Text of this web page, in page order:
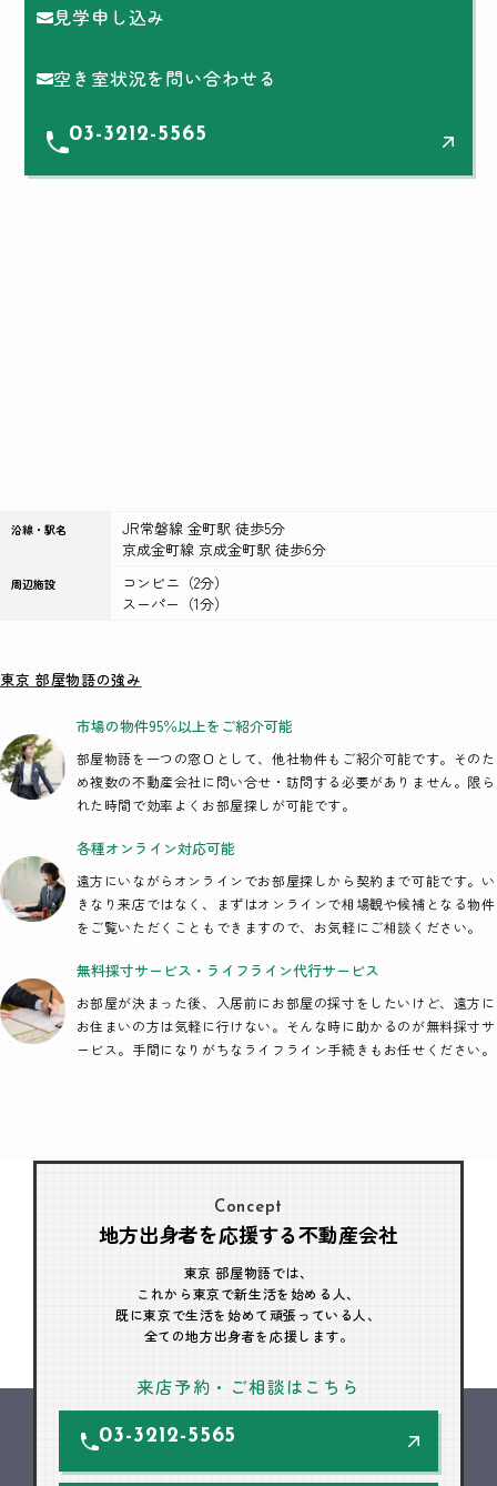
見学申し込み
空き室状況を問い合わせる
03-3212-5565
沿線・駅名
JR常磐線 金町駅 徒歩5分
京成金町線 京成金町駅 徒歩6分
周辺施設
コンビニ（2分）
スーパー（1分）
東京 部屋物語の強み
市場の物件95％以上を ご紹介可能
部屋物語を一つの窓口として、他社物件もご紹介可能です。そのた
め複数の不動産会社に問い合せ・訪問する必要がありません。限ら
れた時間で効率よくお部屋探しが可能です。
各種オンライン対応可能
遠方にいながらオンラインでお部屋探しから契約まで可能です。い
きなり来店ではなく、まずはオンラインで相場観や候補となる物件
をご覧いただくこともできますので、お気軽にご相談ください。
無料採寸サービス・ ライフライン代行サービス
お部屋が決まった後、入居前にお部屋の採寸をしたいけど、遠方に
お住まいの方は気軽に行けない。そんな時に助かるのが無料採寸サ
ービス。手間になりがちなライフライン手続きもお任せください。
Concept
地方出身者を応援する不動産会社
東京 部屋物語では、
これから東京で新生活を始める人、
既に東京で生活を始めて頑張っている人、
全ての地方出身者を応援します。
来店予約・ご相談はこちら
03-3212-5565